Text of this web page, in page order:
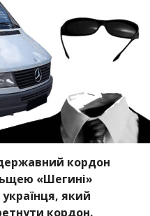
кордон
«Шегині»
який
кордон.